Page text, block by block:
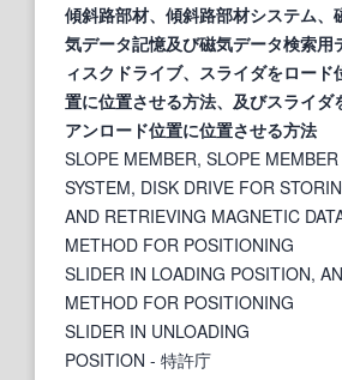
傾斜路部材、傾斜路部材システム、
気データ記憶及び磁気データ検索用
ィスクドライブ、スライダをロード
置に位置させる方法、及びスライダ
アンロード位置に位置させる方法
SLOPE MEMBER, SLOPE MEMBER
SYSTEM, DISK DRIVE FOR
AND RETRIEVING MAGNETIC
METHOD FOR POSITIONING
SLIDER IN LOADING POSITION,
METHOD FOR POSITIONING
SLIDER IN UNLOADING
POSITION - 特許庁